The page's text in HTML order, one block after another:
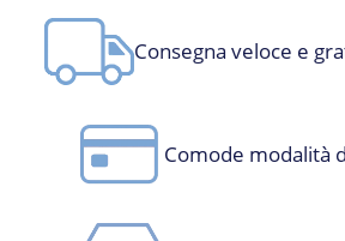
Consegna veloce e
Comode modalità